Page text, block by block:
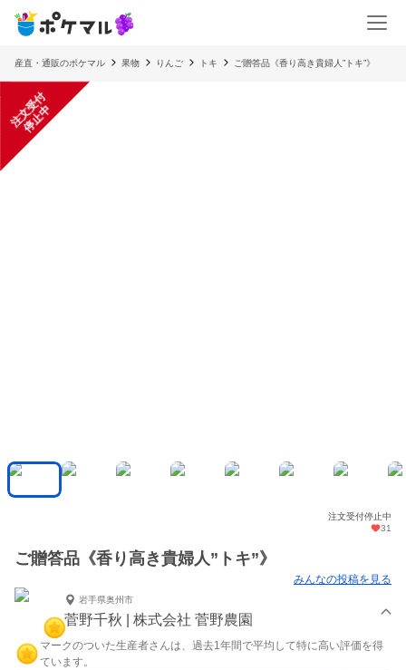
産直・通販のポケマル 果物 りんご トキ ご贈答品《香り高き貴婦人”トキ”》
注
文
受
付
停
止
中
注文受付停止中
31
ご贈答品《香り高き貴婦人”トキ”》
みんなの投稿を見る
岩手県奥州市
菅野千秋 | 株式会社 菅野農園
マークのついた生産者さんは、過去1年間で平均して特に高い評価を得
ています。